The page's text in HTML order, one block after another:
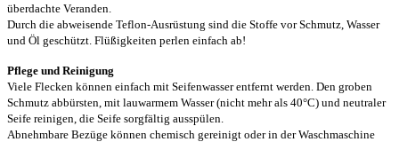
überdachte Veranden.
Durch die abweisende Teflon-Ausrüstung sind die Stoffe vor Schmutz, Wasser
und Öl geschützt. Flüßigkeiten perlen einfach ab!
Pflege und Reinigung
Viele Flecken können einfach mit Seifenwasser entfernt werden. Den groben
Schmutz abbürsten, mit lauwarmem Wasser (nicht mehr als 40°C) und neutraler
Seife reinigen, die Seife sorgfältig ausspülen.
Abnehmbare Bezüge können chemisch gereinigt oder in der Waschmaschine